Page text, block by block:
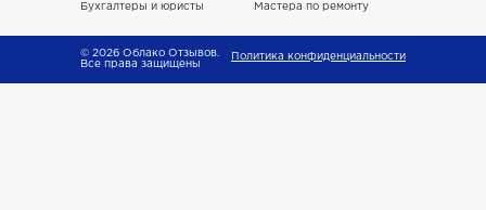
Бухгалтеры и юристы Мастера по ремонту
© 2026 Облако Отзывов.
Все права защищены
Политика конфиденциальности